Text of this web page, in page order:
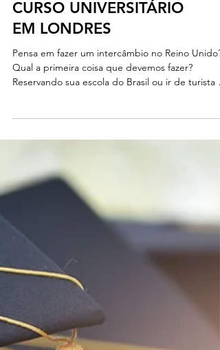
CURSO UNIVERSITÁRIO
EM LONDRES
Pensa em fazer um intercâmbio no Reino Unido?
Independente do que deve fazer, a mais
documentos, para que não tenha a surpresa, por
isso que oferecemos nossos serviços de tradução
certificada, validas e aceitas por Universidades
Britânicas, reconhecimento de qualificação ou
motivos empregatícios. P